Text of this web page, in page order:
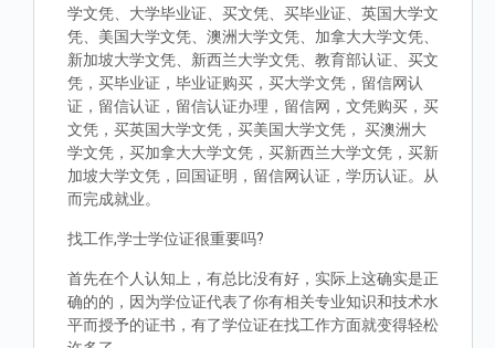
学文凭、大学毕业证、买文凭、买毕业证、英国大学文
凭、美国大学文凭、澳洲大学文凭、加拿大大学文凭、
新加坡大学文凭、新西兰大学文凭、教育部认证、买文
凭，买毕业证，毕业证购买，买大学文凭，留信网认
证，留信认证，留信认证办理，留信网，文凭购买，买
文凭，买英国大学文凭，买美国大学文凭， 买澳洲大
学文凭，买加拿大大学文凭，买新西兰大学文凭，买新
加坡大学文凭，回国证明，留信网认证，学历认证。从
而完成就业。
找工作,学士学位证很重要吗?
首先在个人认知上，有总比没有好，实际上这确实是正
确的的，因为学位证代表了你有相关专业知识和技术水
平而授予的证书，有了学位证在找工作方面就变得轻松